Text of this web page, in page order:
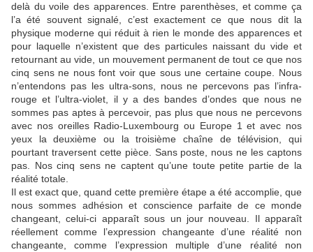
delà du voile des apparences. Entre parenthèses, et comme ça
l’a été souvent signalé, c’est exactement ce que nous dit la
physique moderne qui réduit à rien le monde des apparences et
pour laquelle n’existent que des particules naissant du vide et
retournant au vide, un mouvement permanent de tout ce que nos
cinq sens ne nous font voir que sous une certaine coupe. Nous
n’entendons pas les ultra-sons, nous ne percevons pas l’infra-
rouge et l’ultra-violet, il y a des bandes d’ondes que nous ne
sommes pas aptes à percevoir, pas plus que nous ne percevons
avec nos oreilles Radio-Luxembourg ou Europe 1 et avec nos
yeux la deuxième ou la troisième chaîne de télévision, qui
pourtant traversent cette pièce. Sans poste, nous ne les captons
pas. Nos cinq sens ne captent qu’une toute petite partie de la
réalité totale.
Il est exact que, quand cette première étape a été accomplie, que
nous sommes adhésion et conscience parfaite de ce monde
changeant, celui-ci apparaît sous un jour nouveau. Il apparaît
réellement comme l’expression changeante d’une réalité non
changeante, comme l’expression multiple d’une réalité non